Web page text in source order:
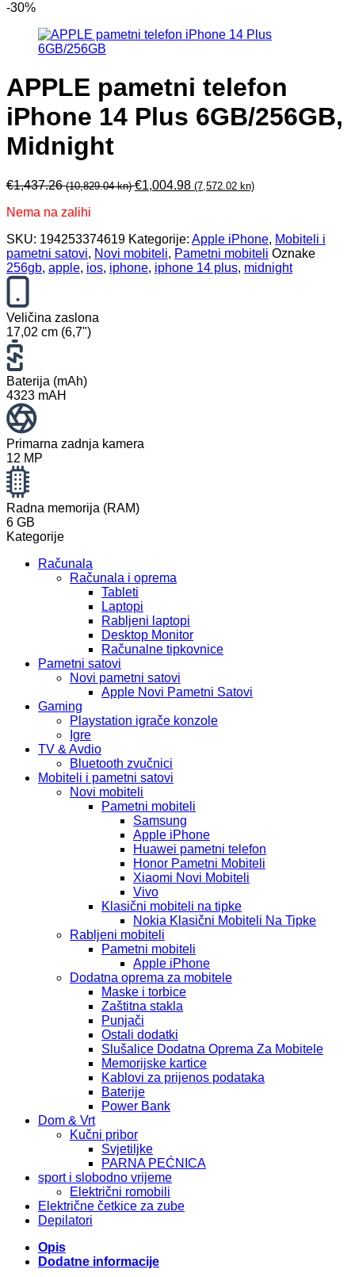
-30%
APPLE pametni telefon
iPhone 14 Plus 6GB/256GB,
Midnight
€1,437.26 (10,829.04 kn) €1,004.98 (7,572.02 kn)
Nema na zalihi
SKU: 194253374619 Kategorije: Apple iPhone, Mobiteli i
pametni satovi, Novi mobiteli, Pametni mobiteli Oznake
256gb, apple, ios, iphone, iphone 14 plus, midnight
Veličina zaslona
17,02 cm (6,7")
Baterija (mAh)
4323 mAH
Primarna zadnja kamera
12 MP
Radna memorija (RAM)
6 GB
Kategorije
Računala
Računala i oprema
Tableti
Laptopi
Rabljeni laptopi
Desktop Monitor
Računalne tipkovnice
Pametni satovi
Novi pametni satovi
Apple Novi Pametni Satovi
Gaming
Playstation igrače konzole
Igre
TV & Avdio
Bluetooth zvučnici
Mobiteli i pametni satovi
Novi mobiteli
Pametni mobiteli
Samsung
Apple iPhone
Huawei pametni telefon
Honor Pametni Mobiteli
Xiaomi Novi Mobiteli
Vivo
Klasični mobiteli na tipke
Nokia Klasični Mobiteli Na Tipke
Rabljeni mobiteli
Pametni mobiteli
Apple iPhone
Dodatna oprema za mobitele
Maske i torbice
Zaštitna stakla
Punjači
Ostali dodatki
Slušalice Dodatna Oprema Za Mobitele
Memorijske kartice
Kablovi za prijenos podataka
Baterije
Power Bank
Dom & Vrt
Kučni pribor
Svjetiljke
PARNA PEĆNICA
sport i slobodno vrijeme
Električni romobili
Električne četkice za zube
Depilatori
Opis
Dodatne informacije